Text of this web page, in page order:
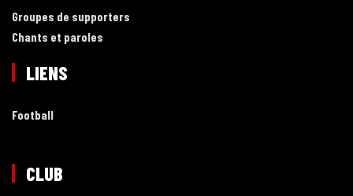
Groupes de supporters
Chants et paroles
LIENS
Football
CLUB